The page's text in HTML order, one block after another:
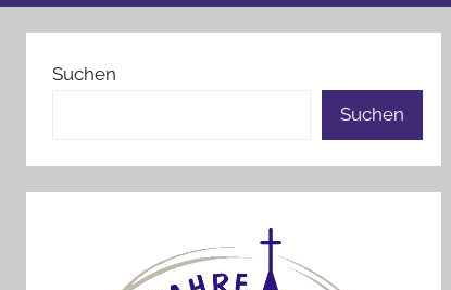
Kirchengemeinde
Merzig
Suchen
Suchen